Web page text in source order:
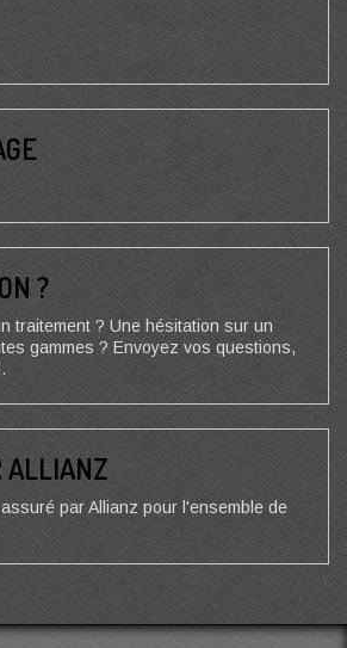
?
traitement ? Une hésitation sur un
gammes ? Envoyez vos questions,
ALLIANZ
par Allianz pour l'ensemble de